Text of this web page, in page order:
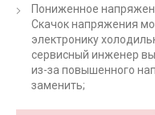
Пониженное
Скачок напряжения
электронику
сервисный инженер
из-за повышенного
заменить;